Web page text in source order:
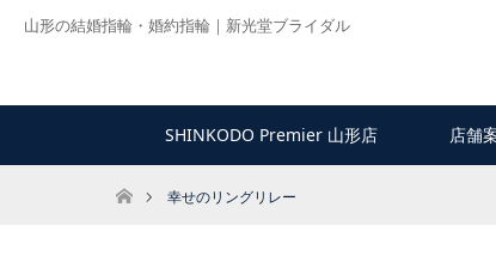
山形の結婚指輪・婚約指輪｜新光堂ブライダル
SHINKODO Premier 山形店 店舗
ホーム幸せのリングリレー